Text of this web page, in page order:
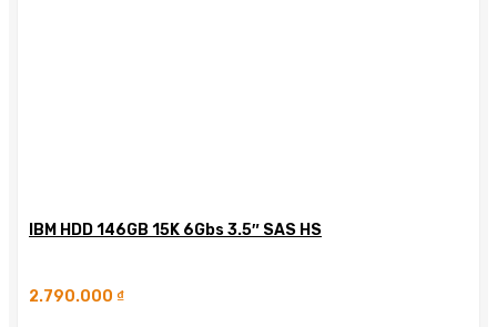
IBM HDD 146GB 15K 6Gbs 3.5″ SAS HS
2.790.000 ₫